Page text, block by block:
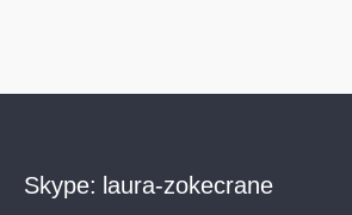
Skype: laura-zokecrane